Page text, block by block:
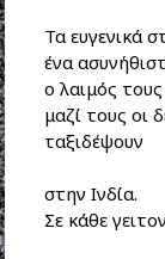
Τα ευγενικά
ένα
ο λαιμός
μαζί τους οι
στην Ινδία.
Σε κάθε